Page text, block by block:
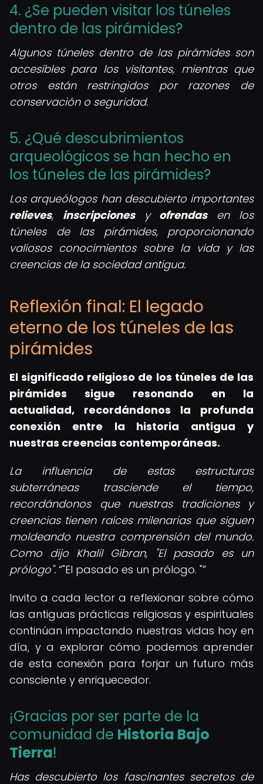
4. ¿Se pueden visitar los túneles
dentro de las pirámides?
Algunos túneles dentro de las pirámides son
accesibles para los visitantes, mientras que
otros están restringidos por razones de
conservación o seguridad.
5. ¿Qué descubrimientos
arqueológicos se han hecho en
los túneles de las pirámides?
Los arqueólogos han descubierto importantes
relieves, inscripcionesy ofrendasen los
túneles de las pirámides, proporcionando
valiosos conocimientos sobre la vida y las
creencias de la sociedad antigua.
Reflexión final: El legado
eterno de los túneles de las
pirámides
El significado religioso de los túneles de las
pirámides sigue resonando en la
actualidad, recordándonos la profunda
conexión entre la historia antigua y
nuestras creencias contemporáneas.
La influencia de estas estructuras
subterráneas trasciende el tiempo,
recordándonos que nuestras tradiciones y
creencias tienen raíces milenarias que siguen
moldeando nuestra comprensión del mundo.
Como dijo Khalil Gibran, "El pasado es un
prólogo". "El pasado es un prólogo. "
Invito a cada lector a reflexionar sobre cómo
las antiguas prácticas religiosas y espirituales
continúan impactando nuestras vidas hoy en
día, y a explorar cómo podemos aprender
de esta conexión para forjar un futuro más
consciente y enriquecedor.
¡Gracias por ser parte de la
comunidad de Historia Bajo
Tierra!
Has descubierto los fascinantes secretos de